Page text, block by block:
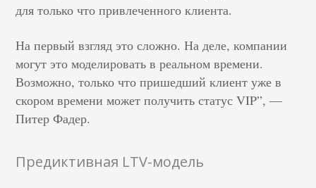
для только что привлеченного клиента.
На первый взгляд это сложно. На деле, компании
могут это моделировать в реальном времени.
Возможно, только что пришедший клиент уже в
скором времени может получить статус VIP”, —
Питер Фадер.
Предиктивная LTV-модель